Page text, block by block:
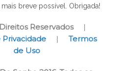
breve possível. Obrigada!
Reservados|
| Termos
de Uso